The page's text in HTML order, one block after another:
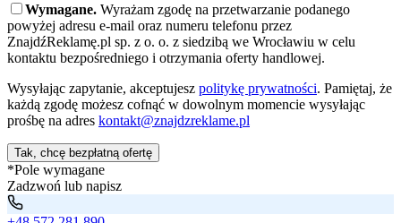
Wymagane. Wyrażam zgodę na przetwarzanie podanego
powyżej adresu e-mail oraz numeru telefonu przez
ZnajdźReklamę.pl sp. z o. o. z siedzibą we Wrocławiu w celu
kontaktu bezpośredniego i otrzymania oferty handlowej.
Wysyłając zapytanie, akceptujesz politykę prywatności. Pamiętaj, że
każdą zgodę możesz cofnąć w dowolnym momencie wysyłając
prośbę na adres kontakt@znajdzreklame.pl
Tak, chcę bezpłatną ofertę
*Pole wymagane
Zadzwoń lub napisz